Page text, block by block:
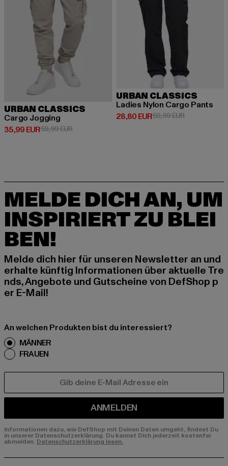
URBAN CLASSICS
Cargo Jogging
35,99 EUR
Derzeitiger Preis: 35,99 EUR
59,99 EURAktionspreis: 59,99 EUR
URBAN CLASSICS
Ladies Nylon Cargo Pants
28,80 EUR
Derzeitiger Preis: 28,80 EUR
59,99 EURAktionspreis:
MELDE DICH AN, UM
INSPIRIERT ZU BLEI
BEN!
Melde dich hier für unseren Newsletter an und
erhalte künftig Informationen über aktuelle Tre
nds, Angebote und Gutscheine von DefShop p
er E-Mail!
An welchen Produkten bist du interessiert?
MÄNNER
FRAUEN
ANMELDEN
Informationen dazu, wie DefShop mit Deinen Daten umgeht, findest Du
in unserer Datenschutzerklärung. Du kannst Dich jederzeit kostenfei
abmelden. Datenschutzerklärung lesen.